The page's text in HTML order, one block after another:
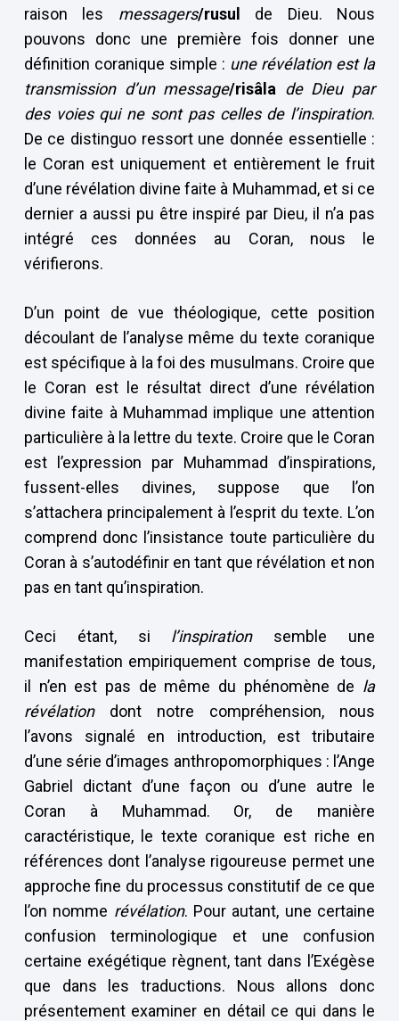
raison les messagers/rusul
de Dieu. Nous
pouvons donc une première fois donner une
définition coranique simple : une révélation est la
transmission d’un message/risâla de Dieu par
des voies qui ne sont pas celles de l’inspiration.
De ce distinguo ressort une donnée essentielle :
le Coran est uniquement et entièrement le fruit
d’une révélation divine faite à Muhammad, et si ce
dernier a aussi pu être inspiré par Dieu, il n’a pas
intégré ces données au Coran, nous le
vérifierons.
D’un point de vue théologique, cette position
découlant de l’analyse même du texte coranique
est spécifique à la foi des musulmans. Croire que
le Coran est le résultat direct d’une révélation
divine faite à Muhammad implique une attention
particulière à la lettre du texte. Croire que le Coran
est l’expression par Muhammad d’inspirations,
fussent-elles divines, suppose que l’on
s’attachera principalement à l’esprit du texte. L’on
comprend donc l’insistance toute particulière du
Coran à s’autodéfinir en tant que révélation et non
pas en tant qu’inspiration.
Ceci étant, si l’inspirationsemble une
manifestation empiriquement comprise de tous,
il n’en est pas de même du phénomène de la
révélationdont notre compréhension, nous
l’avons signalé en introduction, est tributaire
d’une série d’images anthropomorphiques : l’Ange
Gabriel dictant d’une façon ou d’une autre le
Coran à Muhammad. Or, de manière
caractéristique, le texte coranique est riche en
références dont l’analyse rigoureuse permet une
approche fine du processus constitutif de ce que
l’on nomme révélation. Pour autant, une certaine
confusion terminologique et une confusion
certaine exégétique règnent, tant dans l’Exégèse
que dans les traductions. Nous allons donc
présentement examiner en détail ce qui dans le